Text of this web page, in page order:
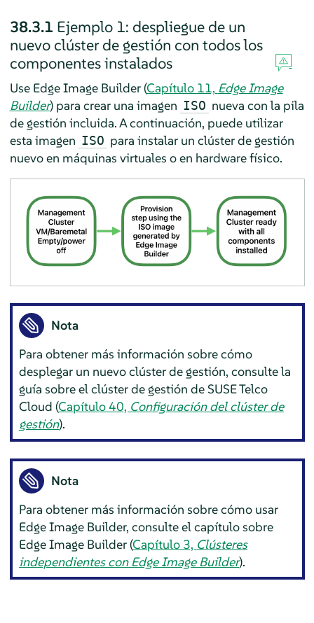
38.3.1 Ejemplo 1: despliegue de un
nuevo clúster de gestión con todos los
componentes instalados
Use Edge Image Builder (Capítulo 11, Edge Image
Builder) para crear una imagen ISO nueva con la pila
de gestión incluida. A continuación, puede utilizar
esta imagen ISO para instalar un clúster de gestión
nuevo en máquinas virtuales o en hardware físico.
Nota
Para obtener más información sobre cómo
desplegar un nuevo clúster de gestión, consulte la
guía sobre el clúster de gestión de SUSE Telco
Cloud (Capítulo 40, Configuración del clúster de
gestión).
Nota
Para obtener más información sobre cómo usar
Edge Image Builder, consulte el capítulo sobre
Edge Image Builder (Capítulo 3, Clústeres
independientes con Edge Image Builder).